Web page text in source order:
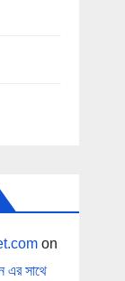
on
এর সাথে